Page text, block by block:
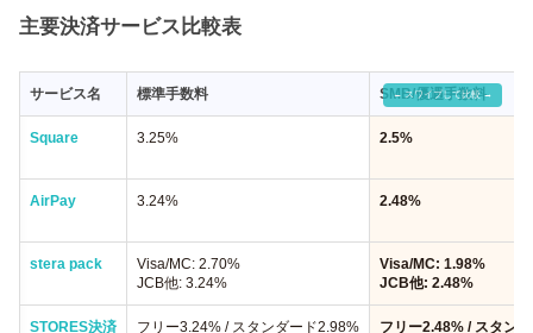
主要決済サービス比較表
サービス名 標準手数料 SMB/優遇手数料
Square 3.25% 2.5%
AirPay 3.24% 2.48%
stera pack
Visa/MC: 2.70%
JCB他: 3.24%
Visa/MC: 1.98%
JCB他: 2.48%
STORES決済 フリー3.24% / スタンダード2.98% フリー2.48% / スタン